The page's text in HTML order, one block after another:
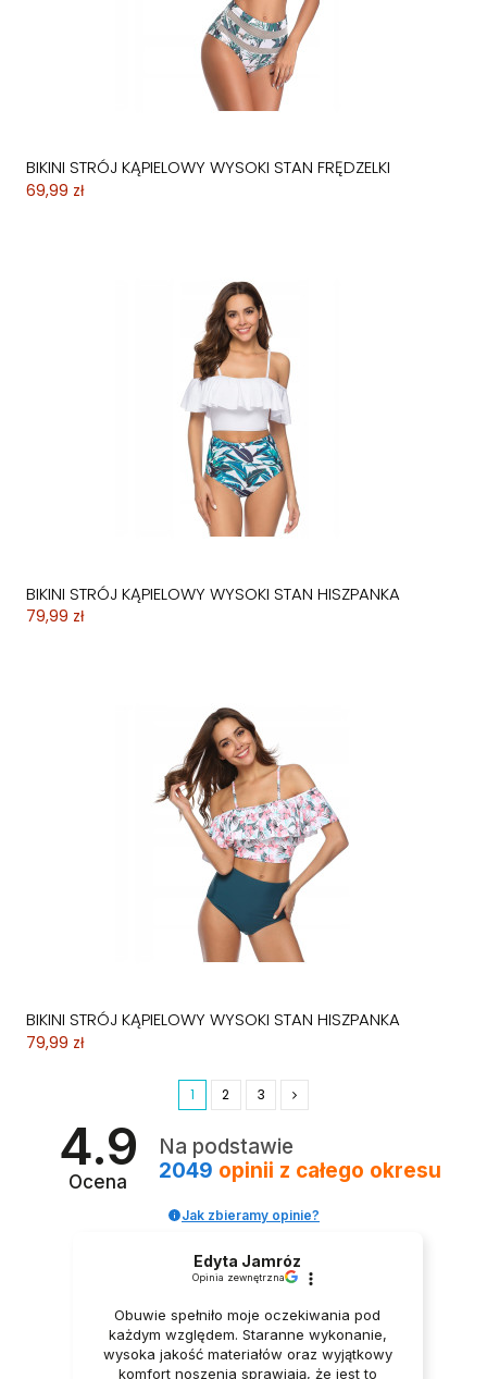
BIKINI STRÓJ KĄPIELOWY WYSOKI STAN FRĘDZELKI
69,99 zł
BIKINI STRÓJ KĄPIELOWY WYSOKI STAN HISZPANKA
79,99 zł
BIKINI STRÓJ KĄPIELOWY WYSOKI STAN HISZPANKA
79,99 zł
1 2 3
4.9
Ocena
Na podstawie
2049 opinii z całego okresu
Jak zbieramy opinie?
Edyta Jamróz
Opinia zewnętrzna
Obuwie spełniło moje oczekiwania pod
każdym względem. Staranne wykonanie,
wysoka jakość materiałów oraz wyjątkowy
komfort noszenia sprawiają, że jest to